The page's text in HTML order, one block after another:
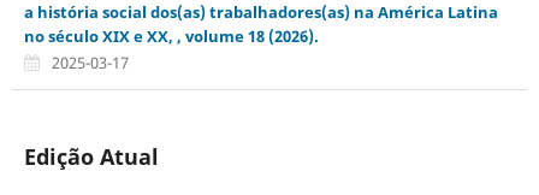
a história social dos(as) trabalhadores(as) na América Latina
no século XIX e XX, , volume 18 (2026).
2025-03-17
Edição Atual